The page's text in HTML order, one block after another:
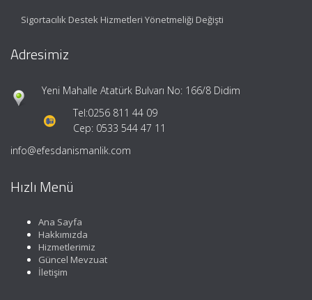
Sigortacılık Destek Hizmetleri Yönetmeliği Değişti
Adresimiz
Yeni Mahalle Atatürk Bulvarı No: 166/8 Didim
Tel:0256 811 44 09
Cep: 0533 544 47 11
info@efesdanismanlik.com
Hızlı Menü
Ana Sayfa
Hakkımızda
Hizmetlerimiz
Güncel Mevzuat
İletişim